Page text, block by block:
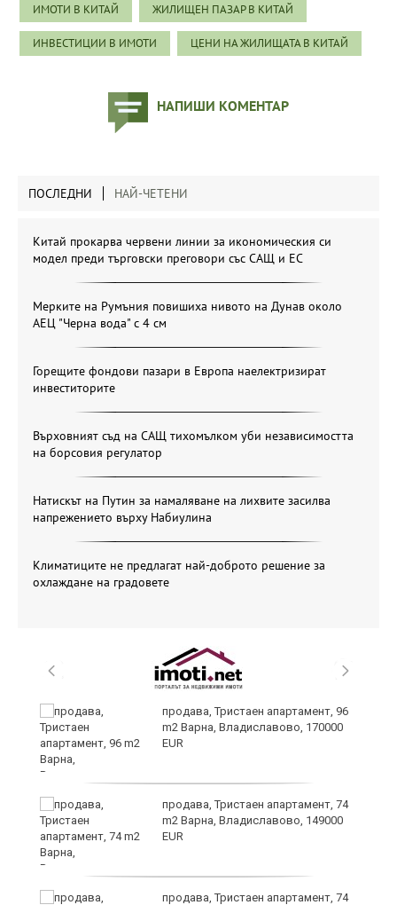
ИМОТИ В КИТАЙ ЖИЛИЩЕН ПАЗАР В КИТАЙ
ИНВЕСТИЦИИ В ИМОТИ ЦЕНИ НА ЖИЛИЩАТА В КИТАЙ
НАПИШИ КОМЕНТАР
ПОСЛЕДНИ НАЙ-ЧЕТЕНИ
Китай прокарва червени линии за икономическия си
модел преди търговски преговори със САЩ и ЕС
Мерките на Румъния повишиха нивото на Дунав около
АЕЦ "Черна вода" с 4 см
Горещите фондови пазари в Европа наелектризират
инвеститорите
Върховният съд на САЩ тихомълком уби независимостта
на борсовия регулатор
Натискът на Путин за намаляване на лихвите засилва
напрежението върху Набиулина
Климатиците не предлагат най-доброто решение за
охлаждане на градовете
продава, Тристаен апартамент, 96
m2 Варна, Владиславово, 170000
EUR
продава, Тристаен апартамент, 74
m2 Варна, Владиславово, 149000
EUR
продава, Тристаен апартамент, 74